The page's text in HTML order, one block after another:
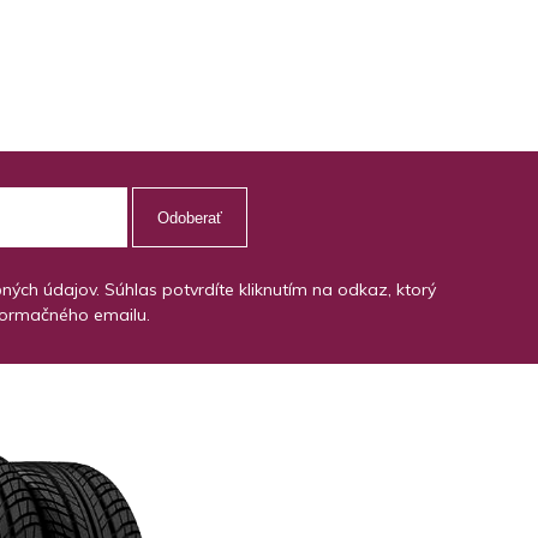
Odoberať
údajov. Súhlas potvrdíte kliknutím na odkaz, ktorý
emailu.